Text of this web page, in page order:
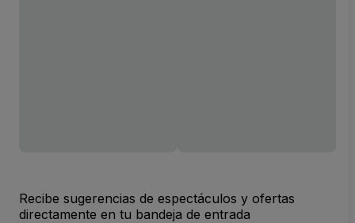
Recibe sugerencias de espectáculos y ofertas
directamente en tu bandeja de entrada